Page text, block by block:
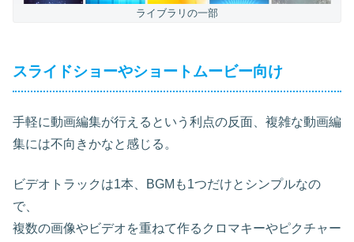
ライブラリの一部
スライドショーやショートムービー向け
手軽に動画編集が行えるという利点の反面、複雑な動画編
集には不向きかなと感じる。
ビデオトラックは1本、BGMも1つだけとシンプルなの
で、
複数の画像やビデオを重ねて作るクロマキーやピクチャー